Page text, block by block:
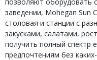
заведении, Mohegan Sun
столовая и станции с
закусками, салатами,
получить полный спектр
предпочтениям без